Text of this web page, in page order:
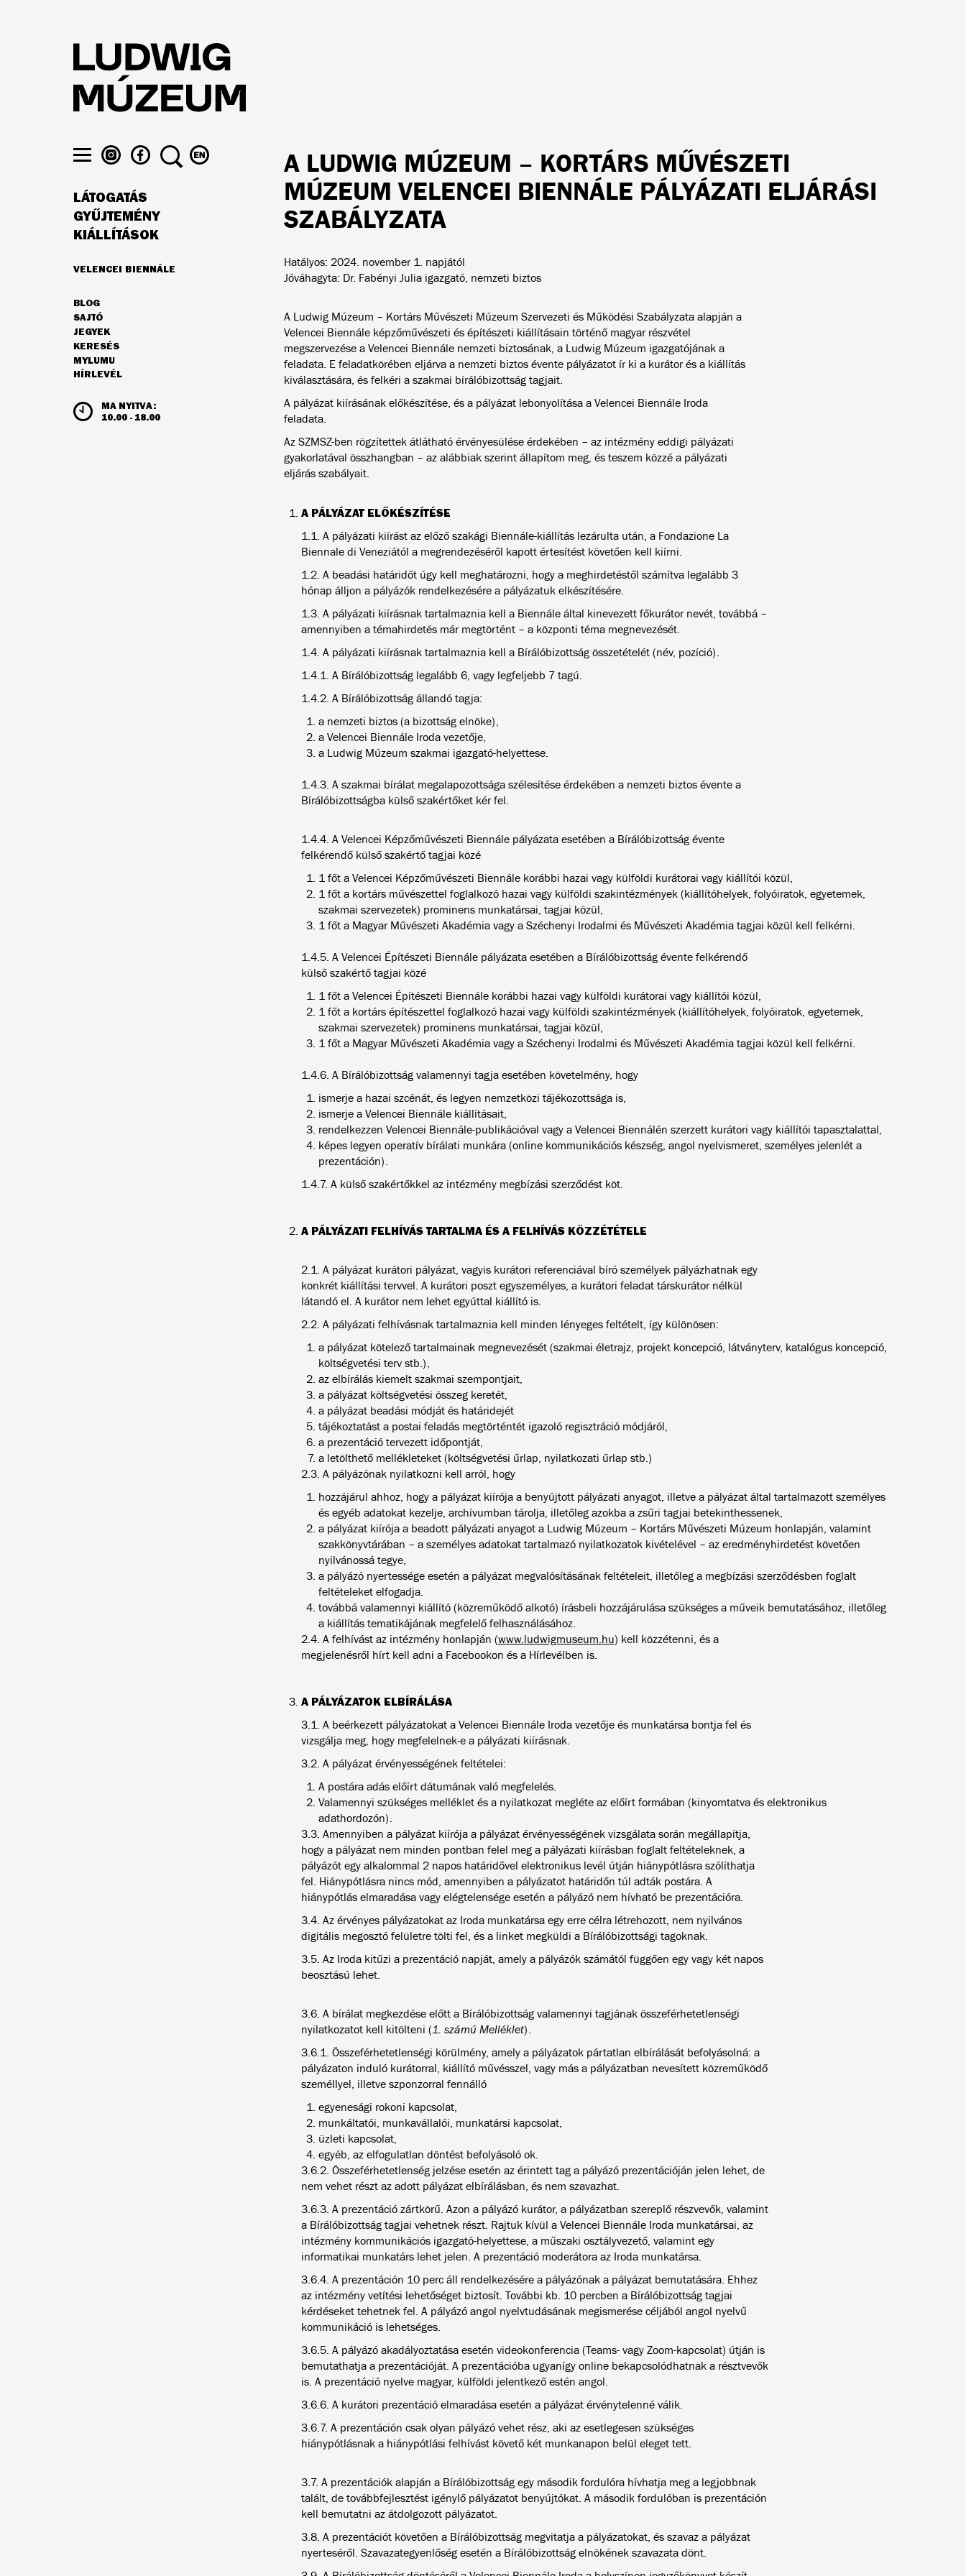
láthatósága
LUDWIG
MÚZEUM
INSTAGRAMON
LUDWIG
MÚZEUM
FACEBOOK-
ON
KERESÉSVÁLTÁS
ENGLISH
FŐ
NAVIGÁCIÓ
LÁTOGATÁS
GYŰJTEMÉNY
KIÁLLÍTÁSOK
VELENCEI BIENNÁLE
MÁSODLAGOS
NAVIGÁCIÓ
BLOG
SAJTÓ
JEGYEK
KERESÉS
MYLUMU
HÍRLEVÉL
MA NYITVA:
10.00 - 18.00
NYITVATARTÁS ÉS JEGYÁRAK
A LUDWIG MÚZEUM – KORTÁRS MŰVÉSZETI
MÚZEUM VELENCEI BIENNÁLE PÁLYÁZATI ELJÁRÁSI
SZABÁLYZATA
Hatályos: 2024. november 1. napjától
Jóváhagyta: Dr. Fabényi Julia igazgató, nemzeti biztos
A Ludwig Múzeum – Kortárs Művészeti Múzeum Szervezeti és Működési Szabályzata alapján a
Velencei Biennále képzőművészeti és építészeti kiállításain történő magyar részvétel
megszervezése a Velencei Biennále nemzeti biztosának, a Ludwig Múzeum igazgatójának a
feladata. E feladatkörében eljárva a nemzeti biztos évente pályázatot ír ki a kurátor és a kiállítás
kiválasztására, és felkéri a szakmai bírálóbizottság tagjait.
A pályázat kiírásának előkészítése, és a pályázat lebonyolítása a Velencei Biennále Iroda
feladata.
Az SZMSZ-ben rögzítettek átlátható érvényesülése érdekében – az intézmény eddigi pályázati
gyakorlatával összhangban – az alábbiak szerint állapítom meg, és teszem közzé a pályázati
eljárás szabályait.
A PÁLYÁZAT ELŐKÉSZÍTÉSE
1.1. A pályázati kiírást az előző szakági Biennále-kiállítás lezárulta után, aFondazione La
Biennale di Veneziától amegrendezéséről kapott értesítést követően kell kiírni.
1.2. A beadási határidőt úgy kell meghatározni, hogy a meghirdetéstől számítva legalább 3
hónap álljon a pályázók rendelkezésére a pályázatuk elkészítésére.
1.3. A pályázati kiírásnak tartalmaznia kell a Biennále által kinevezett főkurátor nevét, továbbá –
amennyiben a témahirdetés már megtörtént – a központi téma megnevezését.
1.4. A pályázati kiírásnak tartalmaznia kell a Bírálóbizottság összetételét (név, pozíció).
1.4.1. A Bírálóbizottság legalább 6, vagy legfeljebb 7 tagú.
1.4.2. A Bírálóbizottság állandó tagja:
a nemzeti biztos (a bizottság elnöke),
a Velencei Biennále Iroda vezetője,
a Ludwig Múzeum szakmai igazgató-helyettese.
1.4.3. A szakmai bírálat megalapozottsága szélesítése érdekében a nemzeti biztos évente a
Bírálóbizottságba külső szakértőket kér fel.
1.4.4. A Velencei Képzőművészeti Biennále pályázata esetében a Bírálóbizottság évente
felkérendő külső szakértő tagjai közé
1 főt a Velencei Képzőművészeti Biennále korábbi hazai vagy külföldi kurátorai vagy kiállítói közül,
1 főt a kortárs művészettel foglalkozó hazai vagy külföldi szakintézmények (kiállítóhelyek, folyóiratok, egyetemek,
szakmai szervezetek) prominens munkatársai, tagjai közül,
1 főt a Magyar Művészeti Akadémia vagy a Széchenyi Irodalmi és Művészeti Akadémia tagjai közül kell felkérni.
1.4.5. A Velencei Építészeti Biennále pályázata esetében a Bírálóbizottság évente felkérendő
külső szakértő tagjai közé
1 főt a Velencei Építészeti Biennále korábbi hazai vagy külföldi kurátorai vagy kiállítói közül,
1 főt a kortárs építészettel foglalkozó hazai vagy külföldi szakintézmények (kiállítóhelyek, folyóiratok, egyetemek,
szakmai szervezetek) prominens munkatársai, tagjai közül,
1 főt a Magyar Művészeti Akadémia vagy a Széchenyi Irodalmi és Művészeti Akadémia tagjai közül kell felkérni.
1.4.6. A Bírálóbizottság valamennyi tagja esetében követelmény, hogy
ismerje a hazai szcénát, és legyen nemzetközi tájékozottsága is,
ismerje a Velencei Biennále kiállításait,
rendelkezzen Velencei Biennále-publikációval vagy a Velencei Biennálén szerzett kurátori vagy kiállítói tapasztalattal,
képes legyen operatív bírálati munkára (online kommunikációs készség, angol nyelvismeret, személyes jelenlét a
prezentáción).
1.4.7. A külső szakértőkkel az intézmény megbízási szerződést köt.
A PÁLYÁZATI FELHÍVÁS TARTALMA ÉS A FELHÍVÁS KÖZZÉTÉTELE
2.1. A pályázat kurátori pályázat, vagyis kurátori referenciával bíró személyek pályázhatnak egy
konkrét kiállítási tervvel. A kurátori poszt egyszemélyes, a kurátori feladat társkurátor nélkül
látandó el. A kurátor nem lehet egyúttal kiállító is.
2.2. A pályázati felhívásnak tartalmaznia kell minden lényeges feltételt, így különösen:
a pályázat kötelező tartalmainak megnevezését (szakmai életrajz, projekt koncepció, látványterv, katalógus koncepció,
költségvetési terv stb.),
az elbírálás kiemelt szakmai szempontjait,
a pályázat költségvetési összeg keretét,
a pályázat beadási módját és határidejét
tájékoztatást a postai feladás megtörténtét igazoló regisztráció módjáról,
a prezentáció tervezett időpontját,
a letölthető mellékleteket (költségvetési űrlap, nyilatkozati űrlap stb.)
2.3. A pályázónak nyilatkozni kell arról, hogy
hozzájárul ahhoz, hogy a pályázat kiírója a benyújtott pályázati anyagot, illetve a pályázat által tartalmazott személyes
és egyéb adatokat kezelje, archívumban tárolja, illetőleg azokba a zsűri tagjai betekinthessenek,
a pályázat kiírója a beadott pályázati anyagot a Ludwig Múzeum – Kortárs Művészeti Múzeum honlapján, valamint
szakkönyvtárában – a személyes adatokat tartalmazó nyilatkozatok kivételével – az eredményhirdetést követően
nyilvánossá tegye,
a pályázó nyertessége esetén a pályázat megvalósításának feltételeit, illetőleg a megbízási szerződésben foglalt
feltételeket elfogadja.
továbbá valamennyi kiállító (közreműködő alkotó) írásbeli hozzájárulása szükséges a műveik bemutatásához, illetőleg
a kiállítás tematikájának megfelelő felhasználásához.
2.4. A felhívást az intézmény honlapján (www.ludwigmuseum.hu) kell közzétenni, és a
megjelenésről hírt kell adni a Facebookon és a Hírlevélben is.
A PÁLYÁZATOK ELBÍRÁLÁSA
3.1. A beérkezett pályázatokat a Velencei Biennále Iroda vezetője és munkatársa bontja fel és
vizsgálja meg, hogy megfelelnek-e a pályázati kiírásnak.
3.2. A pályázat érvényességének feltételei:
A postára adás előírt dátumának való megfelelés.
Valamennyi szükséges melléklet és a nyilatkozat megléte az előírt formában (kinyomtatva és elektronikus
adathordozón).
3.3. Amennyiben a pályázat kiírója a pályázat érvényességének vizsgálata során megállapítja,
hogy a pályázat nem minden pontban felel meg a pályázati kiírásban foglalt feltételeknek, a
pályázót egy alkalommal 2 napos határidővel elektronikus levél útján hiánypótlásra szólíthatja
fel. Hiánypótlásra nincs mód, amennyiben a pályázatot határidőn túl adták postára. A
hiánypótlás elmaradása vagy elégtelensége esetén a pályázó nem hívható be prezentációra.
3.4. Az érvényes pályázatokat az Iroda munkatársa egy erre célra létrehozott, nem nyilvános
digitális megosztó felületre tölti fel, és a linket megküldi a Bírálóbizottsági tagoknak.
3.5. Az Iroda kitűzi a prezentáció napját, amely a pályázók számától függően egy vagy két napos
beosztású lehet.
3.6. A bírálat megkezdése előtt a Bírálóbizottság valamennyi tagjának összeférhetetlenségi
nyilatkozatot kell kitölteni (1. számú Melléklet).
3.6.1. Összeférhetetlenségi körülmény, amely a pályázatok pártatlan elbírálását befolyásolná: a
pályázaton induló kurátorral, kiállító művésszel, vagy más a pályázatban nevesített közreműködő
személlyel, illetve szponzorral fennálló
egyenesági rokoni kapcsolat,
munkáltatói, munkavállalói, munkatársi kapcsolat,
üzleti kapcsolat,
egyéb, az elfogulatlan döntést befolyásoló ok.
3.6.2. Összeférhetetlenség jelzése esetén az érintett tag a pályázó prezentációján jelen lehet, de
nem vehet részt az adott pályázat elbírálásban, és nem szavazhat.
3.6.3. A prezentáció zártkörű. Azon a pályázó kurátor, a pályázatban szereplő részvevők, valamint
a Bírálóbizottság tagjai vehetnek részt. Rajtuk kívül a Velencei Biennále Iroda munkatársai, az
intézmény kommunikációs igazgató-helyettese, a műszaki osztályvezető, valamint egy
informatikai munkatárs lehet jelen. A prezentáció moderátora az Iroda munkatársa.
3.6.4. A prezentáción 10 perc áll rendelkezésére a pályázónak a pályázat bemutatására. Ehhez
az intézmény vetítési lehetőséget biztosít. További kb. 10 percben a Bírálóbizottság tagjai
kérdéseket tehetnek fel. A pályázó angol nyelvtudásának megismerése céljából angol nyelvű
kommunikáció is lehetséges.
3.6.5. A pályázó akadályoztatása esetén videokonferencia (Teams- vagy Zoom-kapcsolat) útján is
bemutathatja a prezentációját. A prezentációba ugyanígy online bekapcsolódhatnak a résztvevők
is. A prezentáció nyelve magyar, külföldi jelentkező estén angol.
3.6.6. A kurátori prezentáció elmaradása esetén a pályázat érvénytelenné válik.
3.6.7. A prezentáción csak olyan pályázó vehet rész, aki az esetlegesen szükséges
hiánypótlásnak a hiánypótlási felhívást követő két munkanapon belül eleget tett.
3.7. A prezentációk alapján a Bírálóbizottság egy második fordulóra hívhatja meg a legjobbnak
talált, de továbbfejlesztést igénylő pályázatot benyújtókat. A második fordulóban is prezentáción
kell bemutatni az átdolgozott pályázatot.
3.8. A prezentációt követően a Bírálóbizottság megvitatja a pályázatokat, és szavaz a pályázat
nyerteséről. Szavazategyenlőség esetén a Bírálóbizottság elnökének szavazata dönt.